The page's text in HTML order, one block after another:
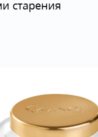
старения